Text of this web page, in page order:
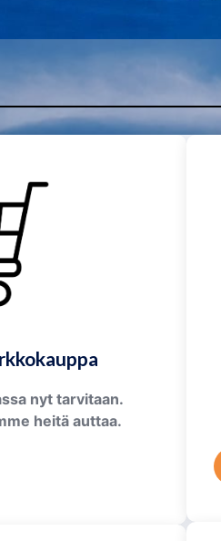
nyt tarvitaan.
heitä auttaa.